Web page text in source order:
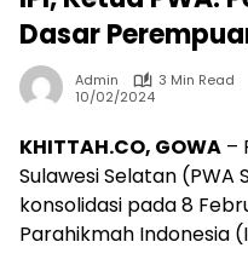
Dasar
Admin
3 Min Read
10/02/2024
KHITTAH.CO, GOWA –
Sulawesi Selatan
konsolidasi pada 8
Parahikmah Indonesia